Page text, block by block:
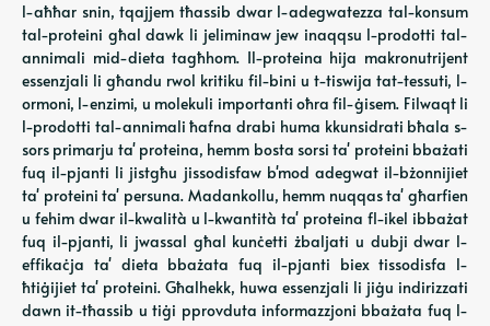
l-aħħar snin, tqajjem tħassib dwar l-adegwatezza tal-konsum
tal-proteini għal dawk li jeliminaw jew inaqqsu l-prodotti tal-
annimali mid-dieta tagħhom. Il-proteina hija makronutrijent
essenzjali li għandu rwol kritiku fil-bini u t-tiswija tat-tessuti, l-
ormoni, l-enzimi, u molekuli importanti oħra fil-ġisem. Filwaqt li
l-prodotti tal-annimali ħafna drabi huma kkunsidrati bħala s-
sors primarju ta' proteina, hemm bosta sorsi ta' proteini bbażati
fuq il-pjanti li jistgħu jissodisfaw b'mod adegwat il-bżonnijiet
ta' proteini ta' persuna. Madankollu, hemm nuqqas ta' għarfien
u fehim dwar il-kwalità u l-kwantità ta' proteina fl-ikel ibbażat
fuq il-pjanti, li jwassal għal kunċetti żbaljati u dubji dwar l-
effikaċja ta' dieta bbażata fuq il-pjanti biex tissodisfa l-
ħtiġijiet ta' proteini. Għalhekk, huwa essenzjali li jiġu indirizzati
dawn it-tħassib u tiġi pprovduta informazzjoni bbażata fuq l-